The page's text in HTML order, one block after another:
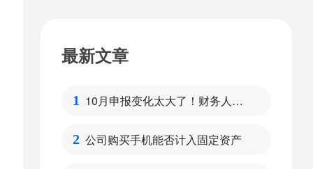
最新文章
1 10月申报变化太大了！财务人请
2 公司购买手机能否计入固定资产